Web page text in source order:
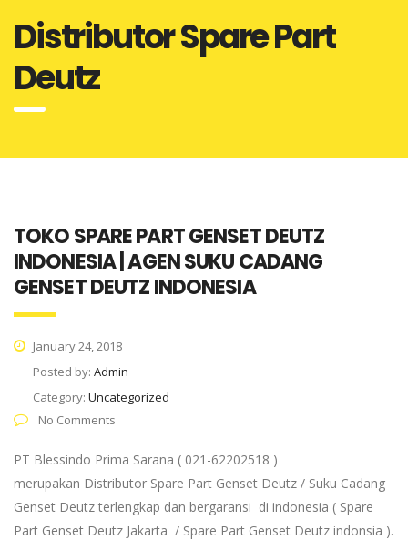
Distributor Spare Part
Deutz
TOKO SPARE PART GENSET DEUTZ
INDONESIA | AGEN SUKU CADANG
GENSET DEUTZ INDONESIA
January 24, 2018
Posted by: Admin
Category: Uncategorized
No Comments
PT Blessindo Prima Sarana ( 021-62202518 )
merupakan Distributor Spare Part Genset Deutz / Suku Cadang
Genset Deutz terlengkap dan bergaransi di indonesia ( Spare
Part Genset Deutz Jakarta / Spare Part Genset Deutz indonsia ).